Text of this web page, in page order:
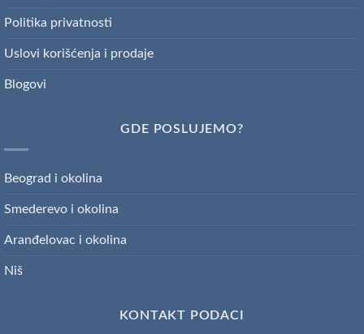
Politika privatnosti
Uslovi korišćenja i prodaje
Blogovi
GDE POSLUJEMO?
Beograd i okolina
Smederevo i okolina
Aranđelovac i okolina
Niš
KONTAKT PODACI